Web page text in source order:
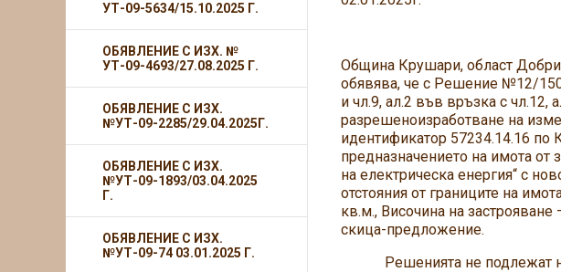
Община Крушари, област
обявява, че с Решение №12/150
и чл.9, ал.2 във връзка с чл.12,
разрешеноизработване на
идентификатор 57234.14.16
предназначението на имота от
на електрическа енергия“ с
отстояния от границите на
кв.м., Височина на
скица-предложение.
Решенията не подлежат на
УТ-09-5634/15.10.2025 Г.
ОБЯВЛЕНИЕ С ИЗХ. №
УТ-09-4693/27.08.2025 Г.
ОБЯВЛЕНИЕ С ИЗХ.
№УТ-09-2285/29.04.2025Г.
ОБЯВЛЕНИЕ С ИЗХ.
№УТ-09-1893/03.04.2025
Г.
ОБЯВЛЕНИЕ С ИЗХ.
№УТ-09-74 03.01.2025 Г.